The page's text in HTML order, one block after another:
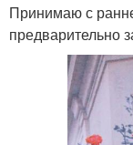
Принимаю с
предварительно